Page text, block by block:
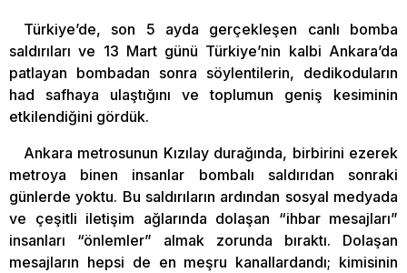
Türkiye’de, son 5 ayda gerçekleşen canlı bomba
saldırıları ve 13 Mart günü Türkiye’nin kalbi Ankara’da
patlayan bombadan sonra söylentilerin, dedikoduların
had safhaya ulaştığını ve toplumun geniş kesiminin
etkilendiğini gördük.
Ankara metrosunun Kızılay durağında, birbirini ezerek
metroya binen insanlar bombalı saldırıdan sonraki
günlerde yoktu. Bu saldırıların ardından sosyal medyada
ve çeşitli iletişim ağlarında dolaşan “ihbar mesajları”
insanları “önlemler” almak zorunda bıraktı. Dolaşan
mesajların hepsi de en meşru kanallardandı; kimisinin